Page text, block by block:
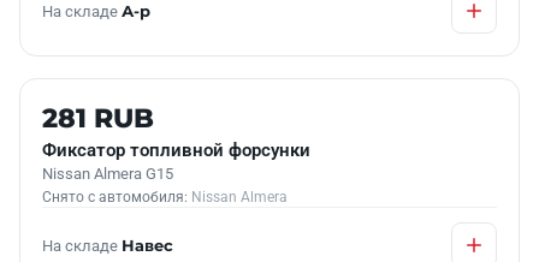
На складе А-р
Б/У В НАЛИЧИИ
281 RUB
Фиксатор топливной форсунки
Nissan Almera G15
Снято с автомобиля: Nissan Almera
На складе Навес